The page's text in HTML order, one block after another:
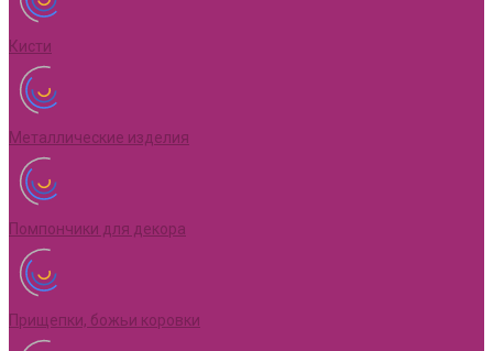
Кисти
Металлические изделия
Помпончики для декора
Прищепки, божьи коровки